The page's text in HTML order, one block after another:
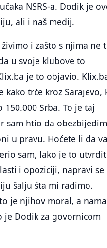
NSRS-a. Dodik je
ali i naš medij.
i zašto s njima ne
u svoje klubove to
je to objavio.
trče kroz Sarajevo,
Srba. To je taj
sam htio da obezbijedim
u pravu. Hoćete li da
sam, lako je to
i opoziciji, napravi se
šalju šta mi radimo.
je njihov moral, a nama
je Dodik za govornicom